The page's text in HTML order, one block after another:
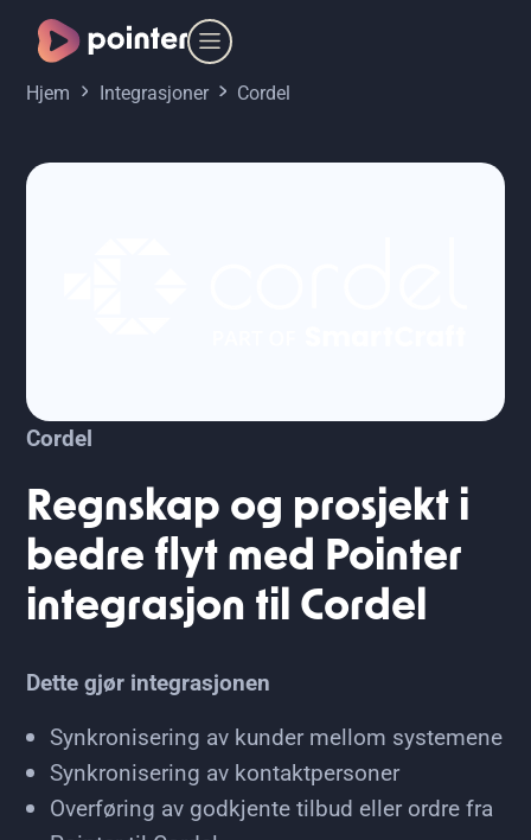
Hjem Integrasjoner Cordel
Cordel
Regnskap og prosjekt i
bedre flyt med Pointer
integrasjon til Cordel
Dette gjør integrasjonen
Synkronisering av kunder mellom systemene
Synkronisering av kontaktpersoner
Overføring av godkjente tilbud eller ordre fra